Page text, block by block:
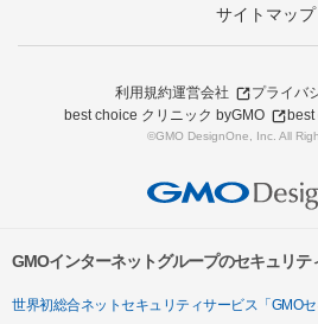
サイトマップ
利用規約運営会社
プライバ
best choice クリニック byGMO
best
©GMO DesignOne, Inc. All
GMOインターネットグループのセキュリテ
世界初総合ネットセキュリティサービス「GMOセ